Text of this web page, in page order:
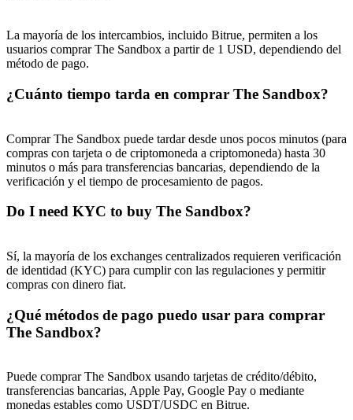
La mayoría de los intercambios, incluido Bitrue, permiten a los
usuarios comprar The Sandbox a partir de 1 USD, dependiendo del
método de pago.
¿Cuánto tiempo tarda en comprar The Sandbox?
Comprar The Sandbox puede tardar desde unos pocos minutos (para
compras con tarjeta o de criptomoneda a criptomoneda) hasta 30
minutos o más para transferencias bancarias, dependiendo de la
verificación y el tiempo de procesamiento de pagos.
Do I need KYC to buy The Sandbox?
Sí, la mayoría de los exchanges centralizados requieren verificación
de identidad (KYC) para cumplir con las regulaciones y permitir
compras con dinero fiat.
¿Qué métodos de pago puedo usar para comprar
The Sandbox?
Puede comprar The Sandbox usando tarjetas de crédito/débito,
transferencias bancarias, Apple Pay, Google Pay o mediante
monedas estables como USDT/USDC en Bitrue.